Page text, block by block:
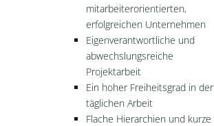
mitarbeiterorientierten,
erfolgreichen Unternehmen
Eigenverantwortliche und
abwechslungsreiche
Projektarbeit
Ein hoher Freiheitsgrad in der
täglichen Arbeit
Flache Hierarchien und kurze